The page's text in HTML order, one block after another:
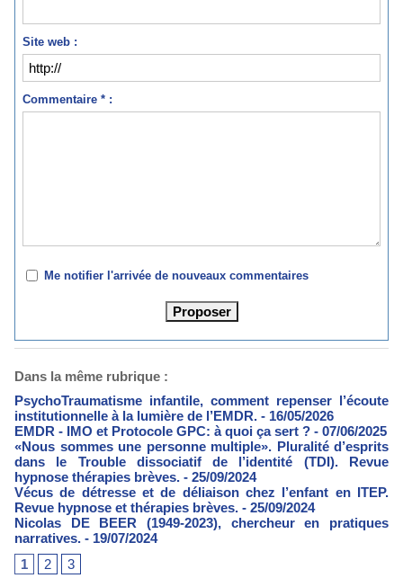
Site web :
Commentaire * :
Me notifier l'arrivée de nouveaux commentaires
Dans la même rubrique :
PsychoTraumatisme infantile, comment repenser l’écoute
institutionnelle à la lumière de l’EMDR. - 16/05/2026
EMDR - IMO et Protocole GPC: à quoi ça sert ? - 07/06/2025
«Nous sommes une personne multiple». Pluralité d’esprits
dans le Trouble dissociatif de l’identité (TDI). Revue
hypnose thérapies brèves. - 25/09/2024
Vécus de détresse et de déliaison chez l’enfant en ITEP.
Revue hypnose et thérapies brèves. - 25/09/2024
Nicolas DE BEER (1949-2023), chercheur en pratiques
narratives. - 19/07/2024
1
2 3